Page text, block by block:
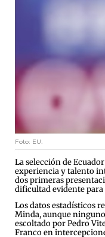
Foto: EU.
La selección de
experiencia y talento
dos primeras
dificultad evidente
Los datos estadísticos
Minda, aunque ninguno
escoltado por Pedro
Franco en